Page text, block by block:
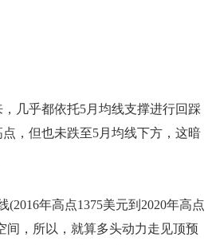
几乎都依托5月均线支撑进行回踩
，但也未跌至5月均线下方，这暗
年高点1375美元到2020年高点
间，所以，就算多头动力走见顶预